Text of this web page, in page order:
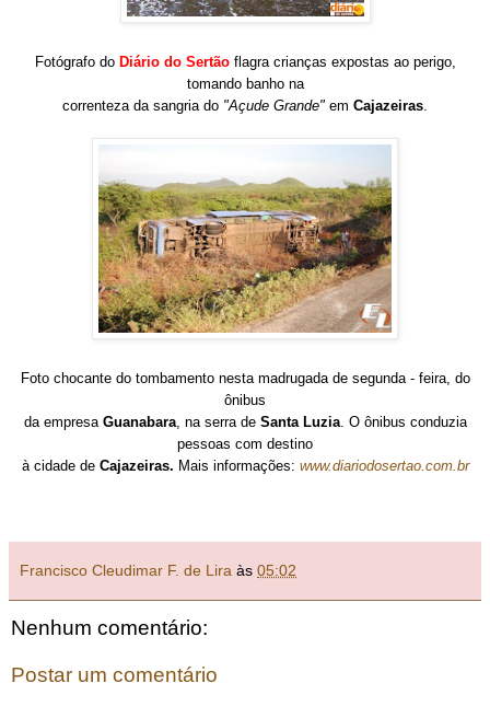
Fotógrafo do Diário do Sertãoflagra crianças expostas ao perigo,
tomando banho na
correnteza da sangria do "Açude Grande" em Cajazeiras
Foto chocante do tombamento nesta madrugada de segunda - feira, do
ônibus
da empresa Guanabara, na serra de Santa Luzia. O ônibus conduzia
pessoas com destino
à cidade de Cajazeiras. Mais informações: www.diariodosertao.com.br
Francisco Cleudimar F. de Lira às 05:02
Nenhum comentário:
Postar um comentário